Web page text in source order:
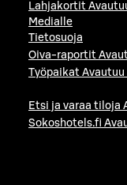
Lahjakortit
Medialle
Tietosuoja
Oiva-raportit
Työpaikat
Etsi ja varaa tiloja
Sokoshotels.fi